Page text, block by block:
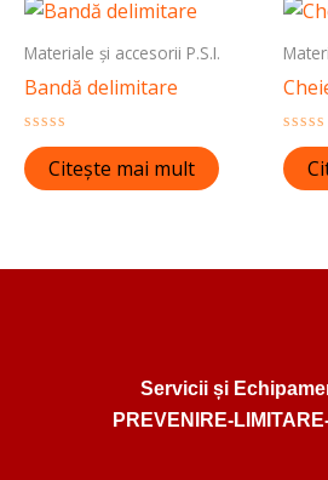
Materiale și accesorii P.S.I.
Bandă delimitare
Evaluat
la
0
din
Citește mai mult
la
0
din
Servicii și
PREVENIRE-